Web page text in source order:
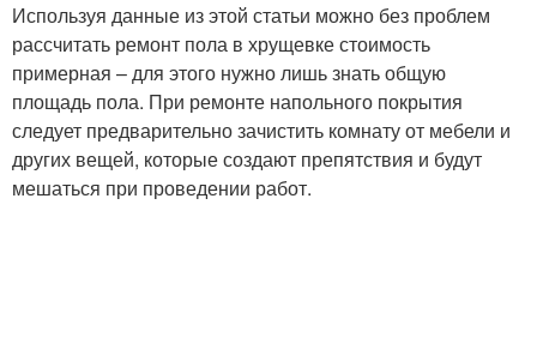
Используя данные из этой статьи можно без проблем
рассчитать ремонт пола в хрущевке стоимость
примерная – для этого нужно лишь знать общую
площадь пола. При ремонте напольного покрытия
следует предварительно зачистить комнату от мебели и
других вещей, которые создают препятствия и будут
мешаться при проведении работ.